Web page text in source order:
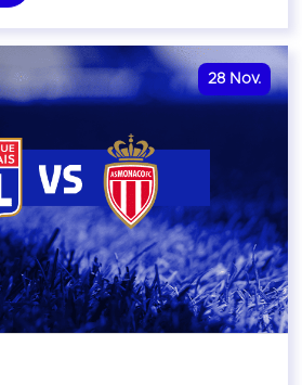
28 Nov.